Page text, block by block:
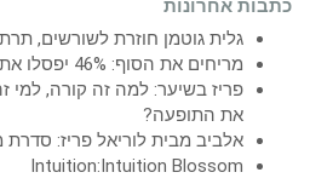
כתבות אחרונות
גלית גוטמן חוזרת לשורשים,
מריחים את הסוף: 46% יפסלו אתכם על חולצה מיוזעת
פריז בשיער: למה זה קורה, למי
את התופעה?
אלביב מבית לוריאל פריז:
Intuition:Intuition Blossom